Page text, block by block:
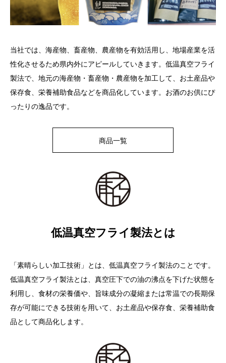
当社では、海産物、畜産物、農産物を有効活用し、地場産業を活
性化させるため県内外にアピールしていきます。低温真空フライ
製法で、地元の海産物・畜産物・農産物を加工して、お土産品や
保存食、栄養補助食品などを商品化しています。お酒のお供にぴ
ったりの逸品です。
商品一覧
低温真空フライ製法とは
「素晴らしい加工技術」とは、低温真空フライ製法のことです。
低温真空フライ製法とは、真空圧下での油の沸点を下げた状態を
利用し、食材の栄養価や、旨味成分の凝縮または常温での長期保
存が可能にできる技術を用いて、お土産品や保存食、栄養補助食
品として商品化します。